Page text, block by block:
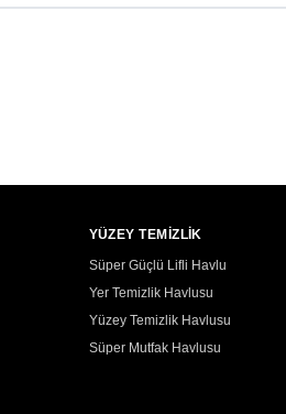
YÜZEY TEMİZLİK
Süper Güçlü Lifli Havlu
Yer Temizlik Havlusu
Yüzey Temizlik Havlusu
Süper Mutfak Havlusu